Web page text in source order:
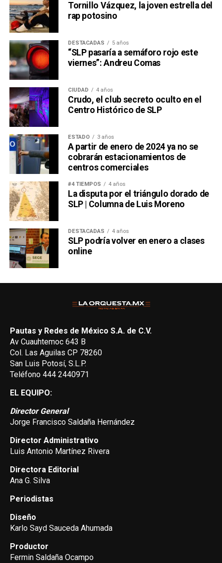
Tornillo Vázquez, la joven estrella del
rap potosino
DESTACADAS 5 años
“SLP pasaría a semáforo rojo este
viernes”: Andreu Comas
CIUDAD 4 años
Crudo, el club secreto oculto en el
Centro Histórico de SLP
ESTADO 3 años
A partir de enero de 2024 ya no se
cobrarán estacionamientos de
centros comerciales
#4 TIEMPOS 4 años
La disputa por el triángulo dorado de
SLP | Columna de Luis Moreno
DESTACADAS 4 años
SLP podría volver en enero a clases
online
Pautas y Redes de México S.A. de C.V.
Av Cuauhtemoc 643 B
Col. Las Aguilas CP 78260
San Luis Potosí, S.L.P.
Teléfono 444 2440971
EL EQUIPO:
Director General
Jorge Francisco Saldaña Hernández
Director Administrativo
Luis Antonio Martínez Rivera
Directora Editorial
Ana G. Silva
Periodistas
Diseño
Karlo Sayd Sauceda Ahumada
Productor
Fermin Saldaña Ocampo